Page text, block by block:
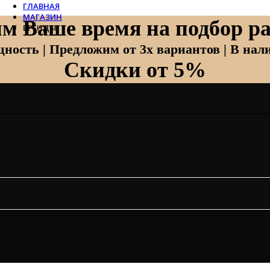
Ваше время на подбор
| Предложим от 3х вариантов | В
Скидки от 5%
ГЛАВНАЯ
МАГАЗИН
БРЕНДЫ
Zehnder
Zehnder Charleston
Loten
Mitsubishi Electric
Systemair